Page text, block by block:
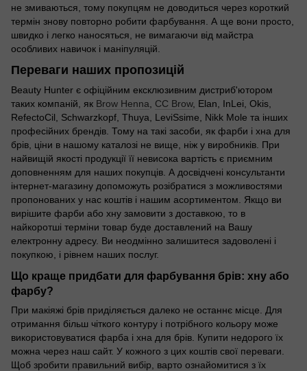
не змиваються, тому покупцям не доводиться через короткий
термін знову повторно робити фарбування. А ще вони просто,
швидко і легко наносяться, не вимагаючи від майстра
особливих навичок і маніпуляцій.
Переваги наших пропозицій
Beauty Hunter є офіційним ексклюзивним дистриб'ютором
таких компаній, як Brow Henna CC Brow, Elan, InLei, Okis,
RefectoCil, Schwarzkopf, Thuya, LeviSsime, Nikk Mole та інших
професійних брендів. Тому на такі засоби, як фарби і хна для
брів, ціни в нашому каталозі не вище, ніж у виробників. При
найвищій якості продукції її невисока вартість є приємним
доповненням для наших покупців. А досвідчені консультанти
інтернет-магазину допоможуть розібратися з можливостями
пропонованих у нас коштів і нашим асортиментом. Якщо ви
вирішите фарби або хну замовити з доставкою, то в
найкоротші терміни товар буде доставлений на Вашу
електронну адресу. Ви неодмінно залишитеся задоволені і
покупкою, і рівнем наших послуг.
Що краще придбати для фарбування брів: хну або
фарбу?
При макіяжі брів приділяється далеко не останнє місце. Для
отримання більш чіткого контуру і потрібного кольору може
використовуватися фарба і хна для брів. Купити недорого їх
можна через наш сайт. У кожного з цих коштів свої переваги.
Щоб зробити правильний вибір, варто ознайомитися з їх